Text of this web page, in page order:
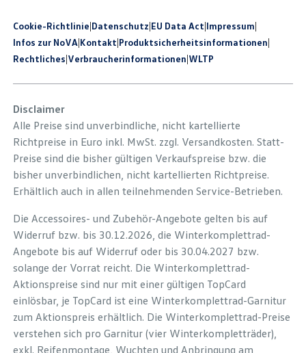
Cookie-Richtlinie|Datenschutz|EU Data Act|Impressum|
Infos zur NoVA|Kontakt|Produkt­sicherheits­informationen|
Rechtliches|Verbraucherinformationen|WLTP
Disclaimer
Alle Preise sind unverbindliche, nicht kartellierte
Richtpreise in Euro inkl. MwSt. zzgl. Versandkosten. Statt-
Preise sind die bisher gültigen Verkaufspreise bzw. die
bisher unverbindlichen, nicht kartellierten Richtpreise.
Erhältlich auch in allen teilnehmenden Service-Betrieben.
Die Accessoires- und Zubehör-Angebote gelten bis auf
Widerruf bzw. bis 30.12.2026, die Winterkomplettrad-
Angebote bis auf Widerruf oder bis 30.04.2027 bzw.
solange der Vorrat reicht. Die Winterkomplettrad-
Aktionspreise sind nur mit einer gültigen TopCard
einlösbar, je TopCard ist eine Winterkomplettrad-Garnitur
zum Aktionspreis erhältlich. Die Winterkomplettrad-Preise
verstehen sich pro Garnitur (vier Winterkompletträder),
exkl. Reifenmontage, Wuchten und Anbringung am